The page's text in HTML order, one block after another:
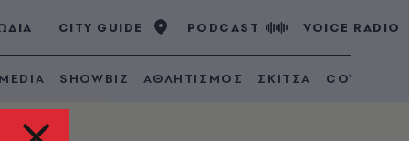
CITY GUIDE PODCAST VOICE RADIO
SHOWBIZ ΑΘΛΗΤΙΣΜΟΣ ΣΚΙΤΣΑ COVID 19